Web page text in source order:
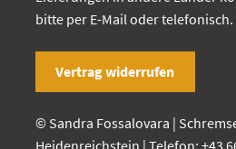
bitte per E-Mail oder telefonisch.
Vertrag widerrufen
© Sandra Fossalovara |